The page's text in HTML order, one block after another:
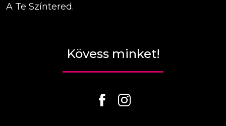
A Te Színtered.
Kövess minket!